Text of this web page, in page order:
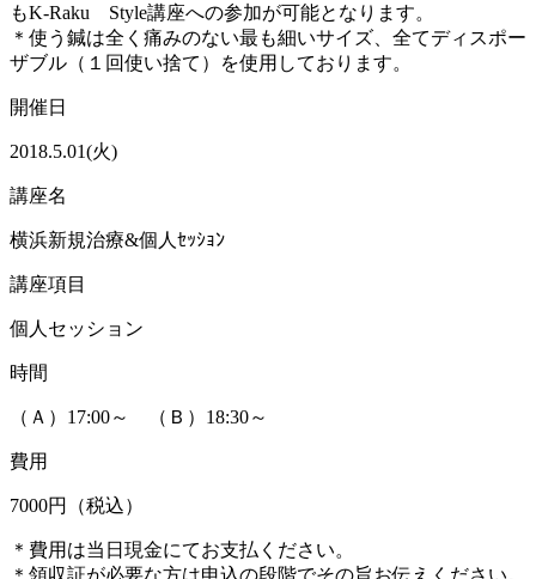
もK-Raku Style講座への参加が可能となります。
＊使う鍼は全く痛みのない最も細いサイズ、全てディスポー
ザブル（１回使い捨て）を使用しております。
開催日
2018.5.01(火)
講座名
横浜新規治療&個人ｾｯｼｮﾝ
講座項目
個人セッション
時間
（Ａ）17:00～ （Ｂ）18:30～
費用
7000円（税込）
＊費用は当日現金にてお支払ください。
＊領収証が必要な方は申込の段階でその旨お伝えください。